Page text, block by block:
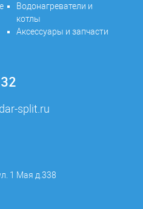
Водонагреватели и
котлы
Аксессуары и запчасти
split.ru
1 Мая д.338